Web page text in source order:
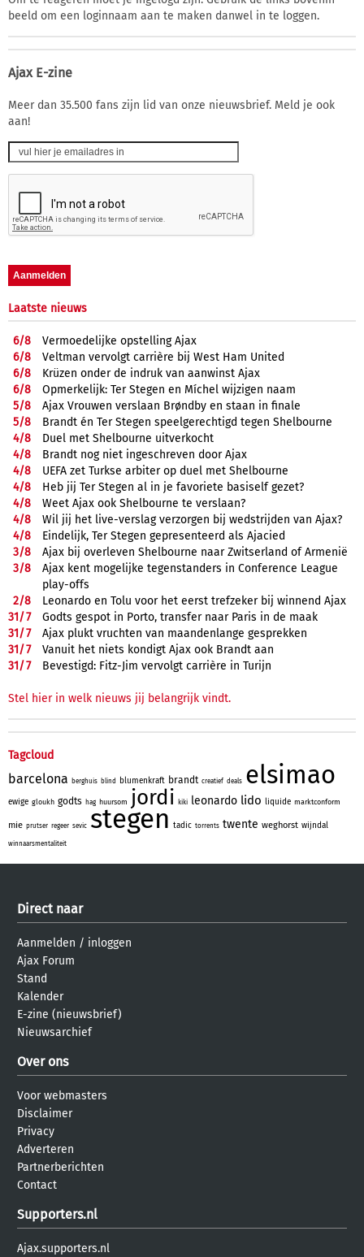
beeld om een loginnaam aan te maken danwel in te loggen.
Ajax E-zine
Meer dan 35.500 fans zijn lid van onze nieuwsbrief. Meld je ook
aan!
Laatste nieuws
6/8
Vermoedelijke opstelling Ajax
6/8
Veltman vervolgt carrière bij West Ham United
6/8
Krüzen onder de indruk van aanwinst Ajax
6/8
Opmerkelijk: Ter Stegen en Míchel wijzigen naam
5/8
Ajax Vrouwen verslaan Brøndby en staan in finale
5/8
Brandt én Ter Stegen speelgerechtigd tegen Shelbourne
4/8
Duel met Shelbourne uitverkocht
4/8
Brandt nog niet ingeschreven door Ajax
4/8
UEFA zet Turkse arbiter op duel met Shelbourne
4/8
Heb jij Ter Stegen al in je favoriete basiself gezet?
4/8
Weet Ajax ook Shelbourne te verslaan?
4/8
Wil jij het live-verslag verzorgen bij wedstrijden van Ajax?
4/8
Eindelijk, Ter Stegen gepresenteerd als Ajacied
3/8
Ajax bij overleven Shelbourne naar Zwitserland of Armenië
3/8
Ajax kent mogelijke tegenstanders in Conference League
play-offs
2/8
Leonardo en Tolu voor het eerst trefzeker bij winnend Ajax
31/7
Godts gespot in Porto, transfer naar Paris in de maak
31/7
Ajax plukt vruchten van maandenlange gesprekken
31/7
Vanuit het niets kondigt Ajax ook Brandt aan
31/7 Bevestigd: Fitz-Jim vervolgt carrière in Turijn
Stel hier in welk nieuws jij belangrijk vindt.
Tagcloud
barcelona berghuis blind blumenkraft brandt creatief deals elsimao
ewige gloukh godts hag huursom jordi kiki leonardo lido liquide marktconform
mie prutser regeer sevic stegen tadic torrents twente weghorst wijndal
winnaarsmentaliteit
Direct naar
Aanmelden / inloggen
Ajax Forum
Stand
Kalender
E-zine (nieuwsbrief)
Nieuwsarchief
Over ons
Voor webmasters
Disclaimer
Privacy
Adverteren
Partnerberichten
Contact
Supporters.nl
Ajax.supporters.nl